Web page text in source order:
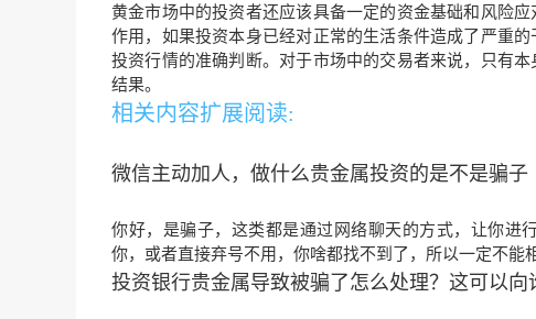
黄金市场中的投资者还应该具备一定的资金基础和风险
作用，如果投资本身已经对正常的生活条件造成了严重
投资行情的准确判断。对于市场中的交易者来说，只有
结果。
相关内容扩展阅读:
微信主动加人，做什么贵金属投资的是不是骗子
你好，是骗子，这类都是通过网络聊天的方式，让你进
你，或者直接弃号不用，你啥都找不到了，所以一定不能
投资银行贵金属导致被骗了怎么处理？这可以向